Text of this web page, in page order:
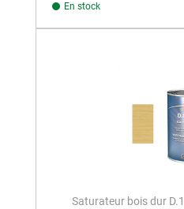
En stock
Saturateur bois dur